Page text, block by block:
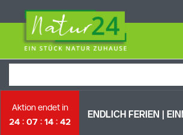
Aktion endet in
24
07 14 41
ENDLICH FERIEN | EI